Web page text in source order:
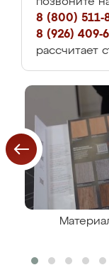
8 (800) 511-
8 (926) 409-
рассчитает